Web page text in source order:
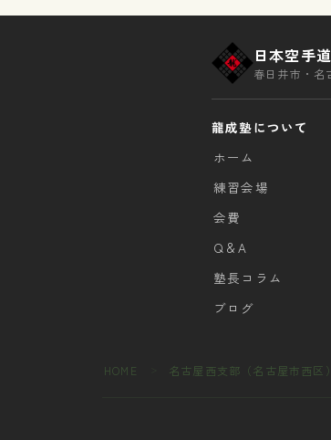
日本空手
春日井市・名
龍成塾について
ホーム
練習会場
会費
Q＆A
塾長コラム
ブログ
HOME 名古屋西支部（名古屋市西区